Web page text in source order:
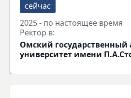
2025 - по настоящее время
Ректор в:
Омский государственный
университет имени